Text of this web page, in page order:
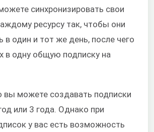
синхронизировать свои
ресурсу так, чтобы они
в один и тот же день, после чего
в одну общую подписку на
вы можете создавать подписки
или 3 года. Однако при
у вас есть возможность